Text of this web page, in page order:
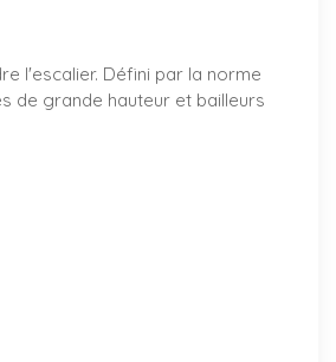
l'escalier. Défini par la norme
de grande hauteur et bailleurs